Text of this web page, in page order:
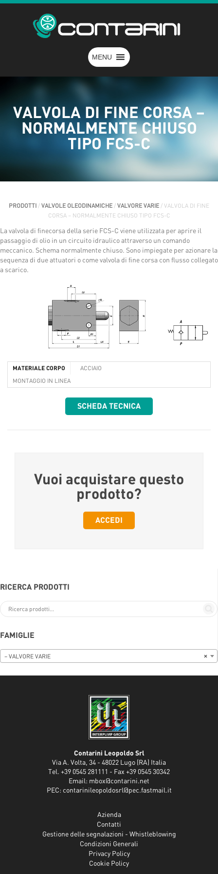
MENU
VALVOLA DI FINE CORSA –
NORMALMENTE CHIUSO
TIPO FCS-C
PRODOTTI / VALVOLE OLEODINAMICHE / VALVORE VARIE / VALVOLA DI FINE
CORSA – NORMALMENTE CHIUSO TIPO FCS-C
La valvola di finecorsa della serie FCS-C viene utilizzata per aprire il
passaggio di olio in un circuito idraulico attraverso un comando
meccanico. Schema normalmente chiuso. Sono impiegate per azionare la
sequenza di due attuatori o come valvola di fine corsa con flusso collegato
a scarico.
MATERIALE CORPO ACCIAIO
MONTAGGIO IN LINEA
SCHEDA TECNICA
Vuoi acquistare questo
prodotto?
ACCEDI
RICERCA PRODOTTI
FAMIGLIE
×
– VALVORE VARIE
Contarini Leopoldo Srl
Via A. Volta, 34 - 48022 Lugo (RA) Italia
Tel. +39 0545 281111 - Fax +39 0545 30342
Email: mbox@contarini.net
PEC: contarinileopoldosrl@pec.fastmail.it
Azienda
Contatti
Gestione delle segnalazioni - Whistleblowing
Condizioni Generali
Privacy Policy
Cookie Policy